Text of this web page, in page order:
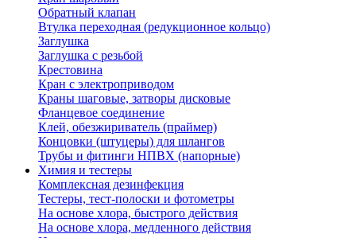
Обратный клапан
Втулка переходная (редукционное кольцо)
Заглушка
Заглушка с резьбой
Крестовина
Кран с электроприводом
Краны шаговые, затворы дисковые
Фланцевое соединение
Клей, обезжириватель (праймер)
Концовки (штуцеры) для шлангов
Трубы и фитинги НПВХ (напорные)
Химия и тестеры
Комплексная дезинфекция
Тестеры, тест-полоски и фотометры
На основе хлора, быстрого действия
На основе хлора, медленного действия